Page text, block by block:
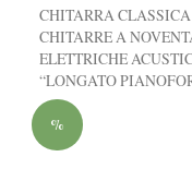
CHITARRA
CHITARRE A
ELETTRICHE
“LONGATO
%